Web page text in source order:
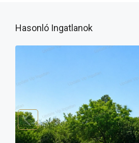
Hasonló Ingatlanok